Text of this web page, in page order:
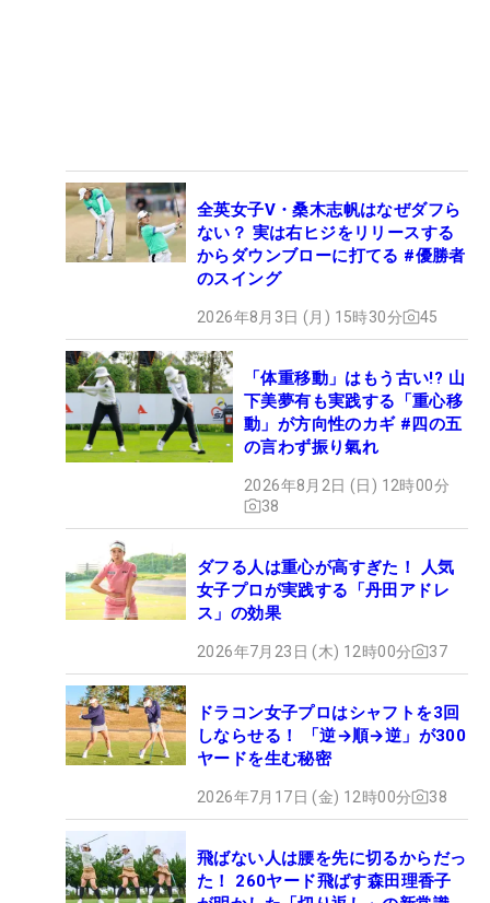
全英女子V・桑木志帆はなぜダフら
ない？ 実は右ヒジをリリースする
からダウンブローに打てる #優勝者
のスイング
2026年8月3日 (月) 15時30分 45
「体重移動」はもう古い!? 山
下美夢有も実践する「重心移
動」が方向性のカギ #四の五
の言わず振り氣れ
2026年8月2日 (日) 12時00分
38
ダフる人は重心が高すぎた！ 人気
女子プロが実践する「丹田アドレ
ス」の効果
2026年7月23日 (木) 12時00分 37
ドラコン女子プロはシャフトを3回
しならせる！ 「逆→順→逆」が300
ヤードを生む秘密
2026年7月17日 (金) 12時00分 38
飛ばない人は腰を先に切るからだっ
た！ 260ヤード飛ばす森田理香子